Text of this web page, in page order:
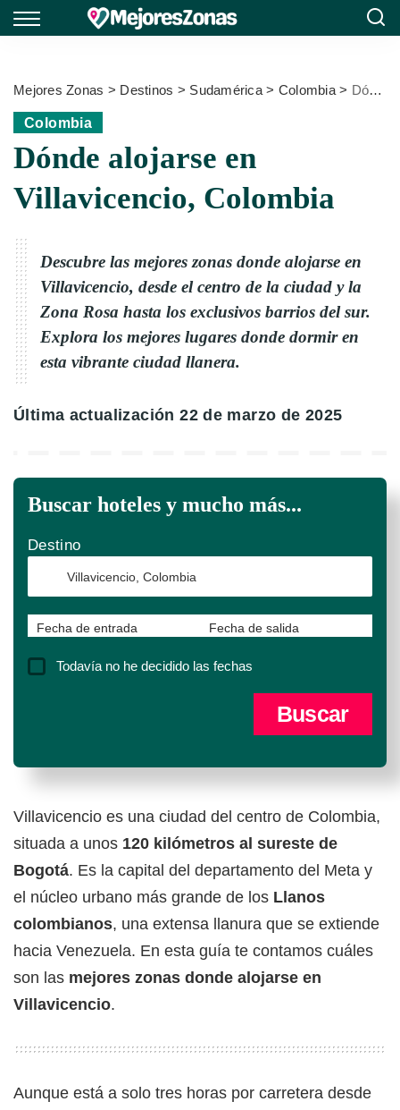
Mejores Zonas > Destinos > Sudamérica > Colombia > Dónde alojarse en Villavicencio, Colombia
Colombia
Dónde alojarse en
Villavicencio, Colombia
Descubre las mejores zonas donde alojarse en
Villavicencio, desde el centro de la ciudad y la
Zona Rosa hasta los exclusivos barrios del sur.
Explora los mejores lugares donde dormir en
esta vibrante ciudad llanera.
Última actualización 22 de marzo de 2025
Buscar hoteles y mucho más...
Destino
Fecha de entrada Fecha de salida
Todavía no he decidido las fechas
Villavicencio es una ciudad del centro de Colombia,
situada a unos 120 kilómetros al sureste de
Bogotá. Es la capital del departamento del Meta y
el núcleo urbano más grande de los Llanos
colombianos, una extensa llanura que se extiende
hacia Venezuela. En esta guía te contamos cuáles
son las mejores zonas donde alojarse en
Villavicencio.
Aunque está a solo tres horas por carretera desde